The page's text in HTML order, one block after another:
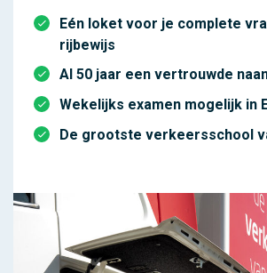
Eén loket voor je complete
rijbewijs
Al 50 jaar een vertrouwde
Wekelijks examen mogelijk in
De grootste verkeersschool